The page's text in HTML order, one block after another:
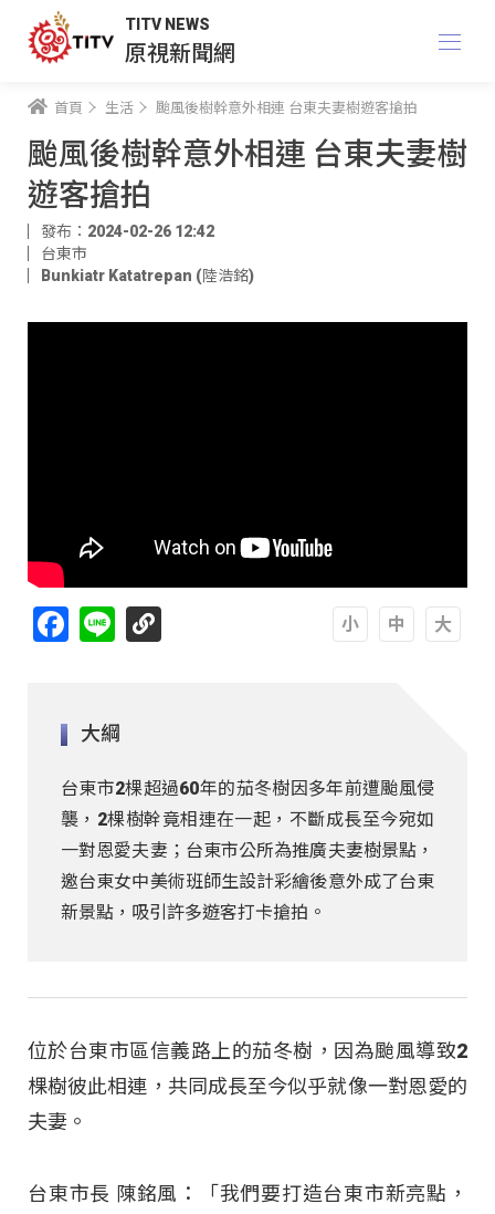
TITV NEWS
原視新聞網
首頁 生活 颱風後樹幹意外相連 台東夫妻樹遊客搶拍
颱風後樹幹意外相連 台東夫妻樹
遊客搶拍
發布：2024-02-26 12:42
台東市
Bunkiatr Katatrepan (陸浩銘)
Facebook
Line
大綱
台東市2棵超過60年的茄冬樹因多年前遭颱風侵
襲，2棵樹幹竟相連在一起，不斷成長至今宛如
一對恩愛夫妻；台東市公所為推廣夫妻樹景點，
邀台東女中美術班師生設計彩繪後意外成了台東
新景點，吸引許多遊客打卡搶拍。
位於台東市區信義路上的茄冬樹，因為颱風導致2
棵樹彼此相連，共同成長至今似乎就像一對恩愛的
夫妻。
台東市長 陳銘風：「我們要打造台東市新亮點，